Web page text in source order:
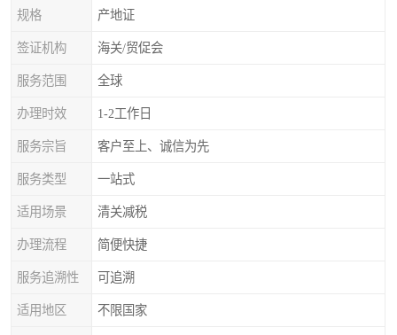
规格 产地证
签证机构 海关/贸促会
服务范围 全球
办理时效 1-2工作日
服务宗旨 客户至上、诚信为先
服务类型 一站式
适用场景 清关减税
办理流程 简便快捷
服务追溯性 可追溯
适用地区 不限国家